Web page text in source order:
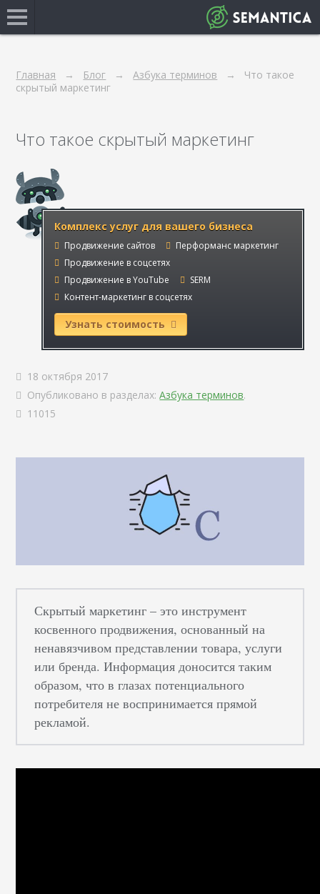
Главная Блог Азбука терминов
Что такое
скрытый маркетинг
Что такое скрытый маркетинг
Комплекс услуг для вашего бизнеса
Продвижение сайтов
Перформанс маркетинг
Продвижение в соцсетях
Продвижение в YouTube
SERM
Контент-маркетинг в соцсетях
Узнать стоимость
18 октября 2017
Опубликовано в разделах: Азбука терминов.
11015
Скрытый маркетинг – это инструмент
косвенного продвижения, основанный на
ненавязчивом представлении товара, услуги
или бренда. Информация доносится таким
образом, что в глазах потенциального
потребителя не воспринимается прямой
рекламой.